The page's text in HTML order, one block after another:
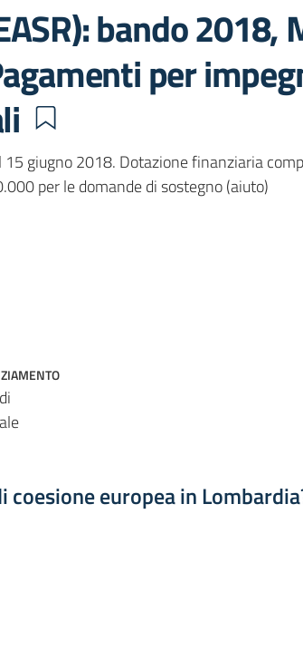
bando 2018,
per
giugno 2018. Dotazione finanziaria
per le domande di sostegno (aiuto)
su Twittersu Linkedin
europea in